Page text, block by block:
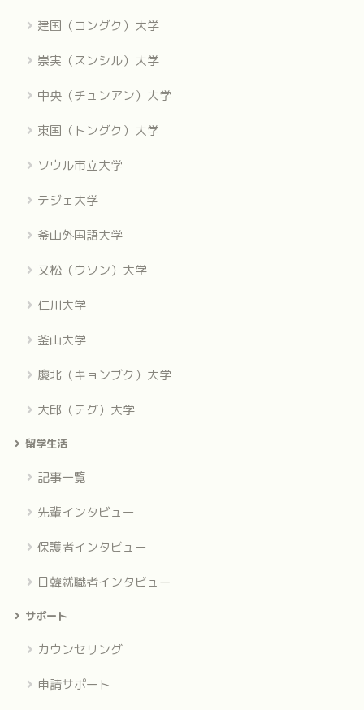
建国（コングク）大学
崇実（スンシル）大学
中央（チュンアン）大学
東国（トングク）大学
ソウル市立大学
テジェ大学
釜山外国語大学
又松（ウソン）大学
仁川大学
釜山大学
慶北（キョンブク）大学
大邱（テグ）大学
留学生活
記事一覧
先輩インタビュー
保護者インタビュー
日韓就職者インタビュー
サポート
カウンセリング
申請サポート